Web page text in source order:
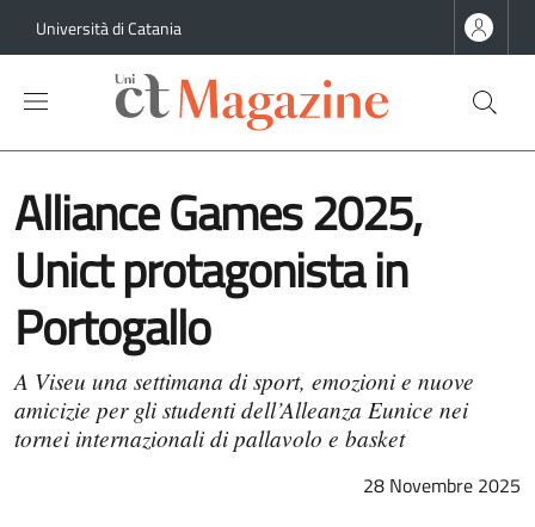
Università di Catania
Alliance Games 2025,
Unict protagonista in
Portogallo
A Viseu una settimana di sport, emozioni e nuove
amicizie per gli studenti dell’Alleanza Eunice nei
tornei internazionali di pallavolo e basket
28 Novembre 2025